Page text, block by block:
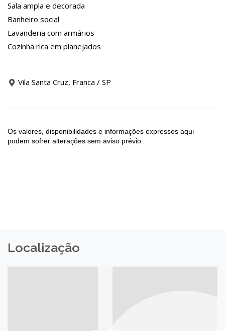
Sala ampla e decorada
Banheiro social
Lavanderia com armários
Cozinha rica em planejados
Vila Santa Cruz, Franca / SP
Os valores, disponibilidades e informações expressos aqui
podem sofrer alterações sem aviso prévio.
Localização